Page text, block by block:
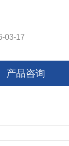
03-17
产品咨询